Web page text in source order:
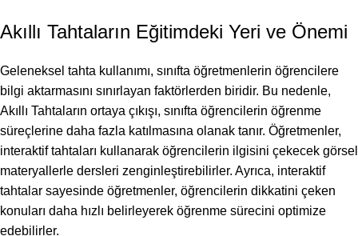
Akıllı Tahtaların Eğitimdeki Yeri ve Önemi
Geleneksel tahta kullanımı, sınıfta öğretmenlerin öğrencilere
bilgi aktarmasını sınırlayan faktörlerden biridir. Bu nedenle,
Akıllı Tahtaların ortaya çıkışı, sınıfta öğrencilerin öğrenme
süreçlerine daha fazla katılmasına olanak tanır. Öğretmenler,
interaktif tahtaları kullanarak öğrencilerin ilgisini çekecek görsel
materyallerle dersleri zenginleştirebilirler. Ayrıca, interaktif
tahtalar sayesinde öğretmenler, öğrencilerin dikkatini çeken
konuları daha hızlı belirleyerek öğrenme sürecini optimize
edebilirler.